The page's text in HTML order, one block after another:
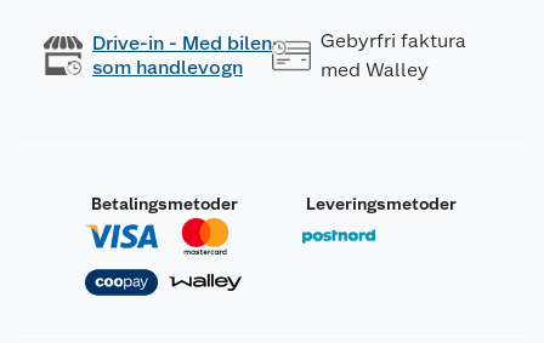
Drive-in - Med bilen
som handlevogn
Gebyrfri faktura
med Walley
Betalingsmetoder Leveringsmetoder